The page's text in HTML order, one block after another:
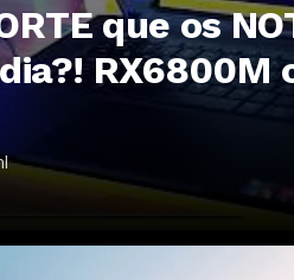
que os
RX6800M